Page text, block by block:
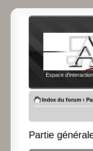
Espace
Index du forum ‹
Partie